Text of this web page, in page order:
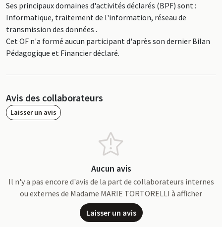
Ses principaux domaines d'activités déclarés (BPF) sont :
Informatique, traitement de l'information, réseau de
transmission des données .
Cet OF n'a formé aucun participant d'après son dernier Bilan
Pédagogique et Financier déclaré.
Avis des collaborateurs
Laisser un avis
Aucun avis
Il n'y a pas encore d'avis de la part de collaborateurs internes
ou externes de Madame MARIE TORTORELLI à afficher
Laisser un avis